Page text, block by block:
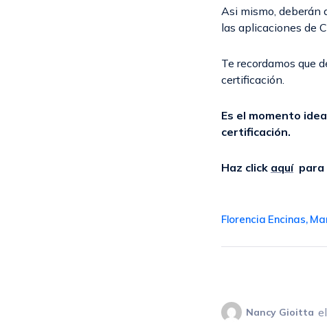
Asi mismo, deberán
las aplicaciones de
Te recordamos que
certificación.
Es el momento
certificación.
Haz click aquí
Florencia Encinas,
Nancy Gioitta